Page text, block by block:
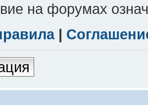
на форумах
|